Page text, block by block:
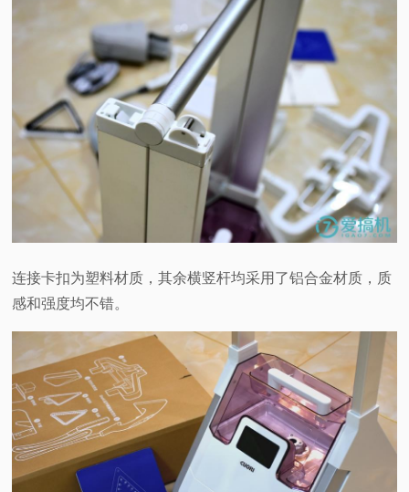
连接卡扣为塑料材质，其余横竖杆均采用了铝合金材质，质
感和强度均不错。